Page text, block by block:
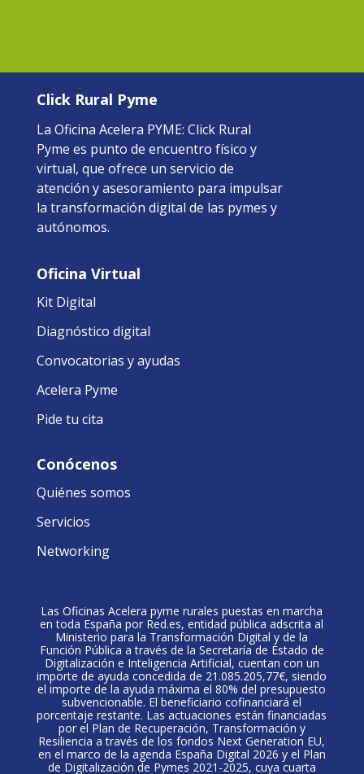
Click Rural Pyme
La Oficina Acelera PYME: Click Rural
Pyme es punto de encuentro físico y
virtual, que ofrece un servicio de
atención y asesoramiento para impulsar
la transformación digital de las pymes y
autónomos.
Oficina Virtual
Kit Digital
Diagnóstico digital
Convocatorias y ayudas
Acelera Pyme
Pide tu cita
Conócenos
Quiénes somos
Servicios
Networking
Las Oficinas Acelera pyme rurales puestas en marcha
en toda España por Red.es, entidad pública adscrita al
Ministerio para la Transformación Digital y de la
Función Pública a través de la Secretaría de Estado de
Digitalización e Inteligencia Artificial, cuentan con un
importe de ayuda concedida de 21.085.205,77€, siendo
el importe de la ayuda máxima el 80% del presupuesto
subvencionable. El beneficiario cofinanciará el
porcentaje restante. Las actuaciones están financiadas
por el Plan de Recuperación, Transformación y
Resiliencia a través de los fondos Next Generation EU,
en el marco de la agenda España Digital 2026 y el Plan
de Digitalización de Pymes 2021-2025, cuya cuarta